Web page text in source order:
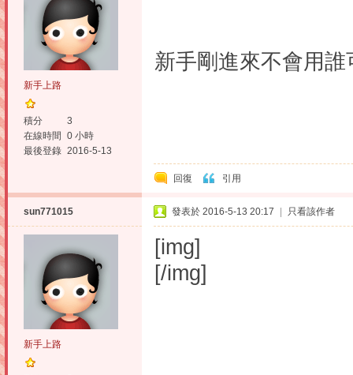
新手上路
積分
3
在線時間
0 小時
最後登錄 2016-5-13
新手剛進來不會用誰
回復 引用
sun771015
新手上路
發表於 2016-5-13 20:17 只看該作者
[img]
[/img]